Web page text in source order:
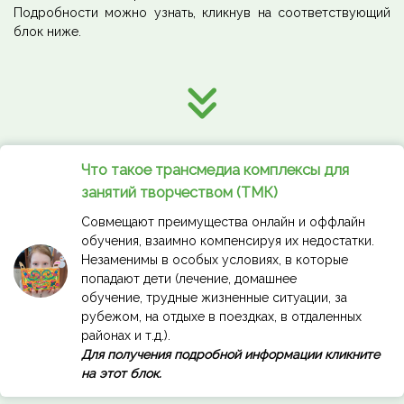
Подробности можно узнать, кликнув на соответствующий
блок ниже.
Ссылка на это место страницы:
Что такое трансмедиа комплексы для
занятий творчеством (ТМК)
Совмещают преимущества онлайн и оффлайн
обучения, взаимно компенсируя их недостатки.
Незаменимы в особых условиях, в которые
попадают дети (лечение, домашнее
обучение, трудные жизненные ситуации, за
рубежом, на отдыхе в поездках, в отдаленных
районах и т.д.).
Для получения подробной информации кликните
на этот блок.